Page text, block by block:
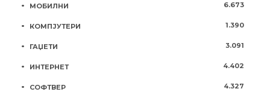
МОБИЛНИ 6.673
КОМПЈУТЕРИ 1.390
ГАЏЕТИ 3.091
ИНТЕРНЕТ 4.402
СОФТВЕР 4.327